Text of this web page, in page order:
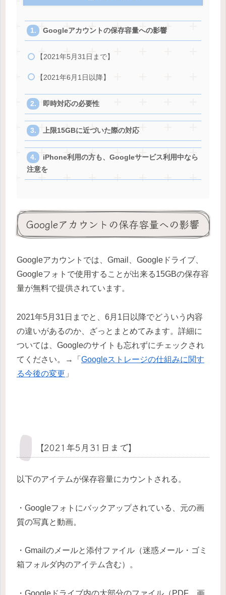
Googleアカウントの保存容量への影響
【2021年5月31日まで】
【2021年6月1日以降】
即時対応の必要性
上限15GBに近づいた際の対応
iPhone利用の方も、Googleサービス利用中なら
注意を
Googleアカウントの保存容量への影響
Googleアカウントでは、Gmail、Googleドライブ、
Googleフォトで使用することが出来る15GBの保存容
量が無料で提供されています。
2021年5月31日までと、6月1日以降でどういう内容
の違いがあるのか、ざっとまとめてみます。詳細に
ついては、Googleのサイトも忘れずにチェックされ
てください。→「 Googleストレージの仕組みに関す
る今後の変更 」
【2021年5月31日まで】
以下のアイテムが保存容量にカウントされる。
・Googleフォトにバックアップされている、元の画
質の写真と動画。
・Gmailのメールと添付ファイル（迷惑メール・ゴミ
箱フォルダ内のアイテム含む）。